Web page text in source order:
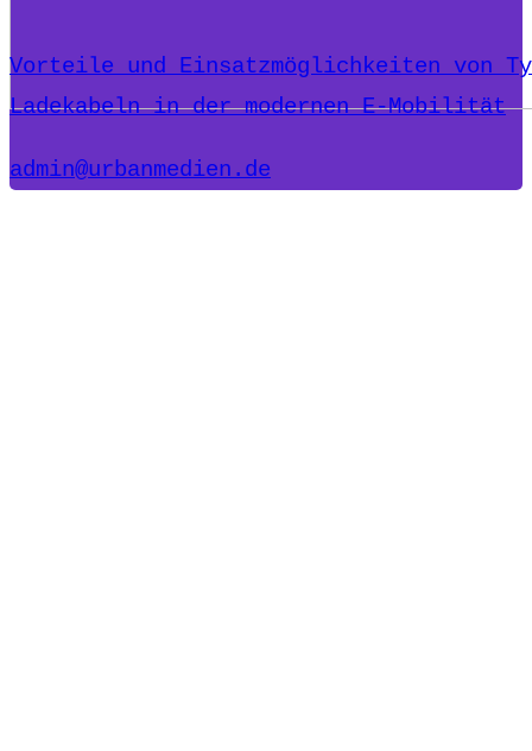
Vorteile und Einsatzmöglichkeiten von
Ladekabeln in der modernen E-Mobilität
admin@urbanmedien.de